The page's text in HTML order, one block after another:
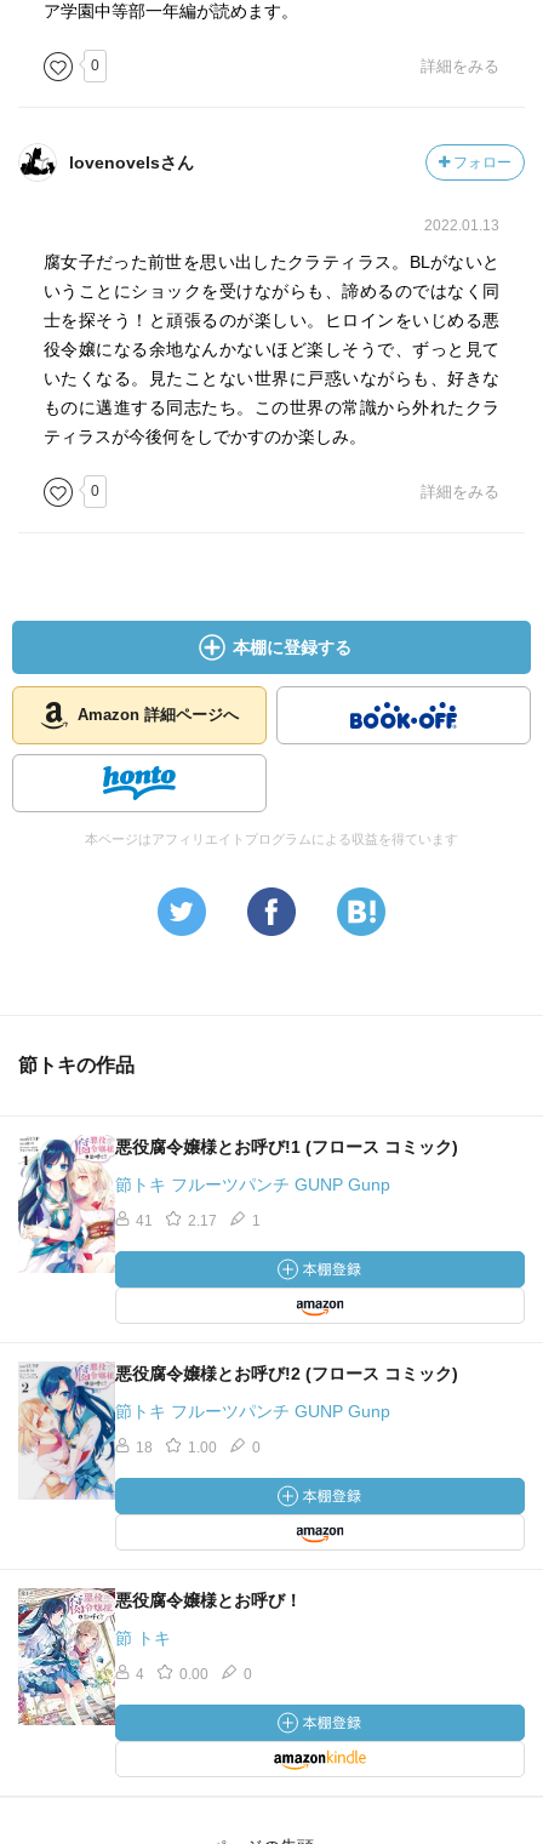
ア学園中等部一年編が読めます。
0 詳細をみる
lovenovelsさん フォロー
2022.01.13
腐女子だった前世を思い出したクラティラス。BLがないと
いうことにショックを受けながらも、諦めるのではなく同
士を探そう！と頑張るのが楽しい。ヒロインをいじめる悪
役令嬢になる余地なんかないほど楽しそうで、ずっと見て
いたくなる。見たことない世界に戸惑いながらも、好きな
ものに邁進する同志たち。この世界の常識から外れたクラ
ティラスが今後何をしでかすのか楽しみ。
0 詳細をみる
本棚に登録する
Amazon 詳細ページへ
本ページはアフィリエイトプログラムによる収益を得ています
節トキの作品
悪役腐令嬢様とお呼び!1 (フロース コミック)
節トキ フルーツパンチ GUNP Gunp
41 2.17 1
悪役腐令嬢様とお呼び!2 (フロース コミック)
節トキ フルーツパンチ GUNP Gunp
18 1.00 0
悪役腐令嬢様とお呼び！
節 トキ
4 0.00 0